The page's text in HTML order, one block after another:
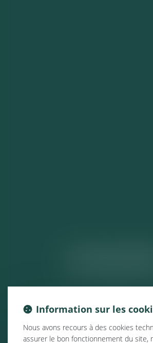
Information sur les
Nous avons recours à des cookies
assurer le bon fonctionnement du site,